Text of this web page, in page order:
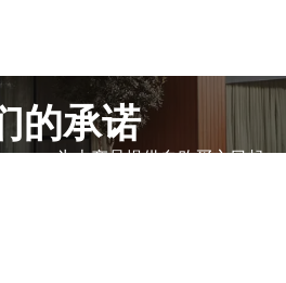
的承诺
为本产品提供自购买之日起